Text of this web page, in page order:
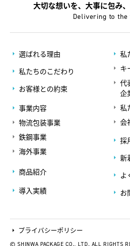
大切な想いを、大事に包み
Delivering to
選ばれる理由
私たちのこだわり
お客様との約束
事業内容
物流包装事業
鉄鋼事業
海外事業
商品紹介
導入実績
私
キ
代
企
私
会
採
新
よ
お
プライバシーポリシー
© SHINWA PACKAGE CO., LTD. ALL RIGHTS